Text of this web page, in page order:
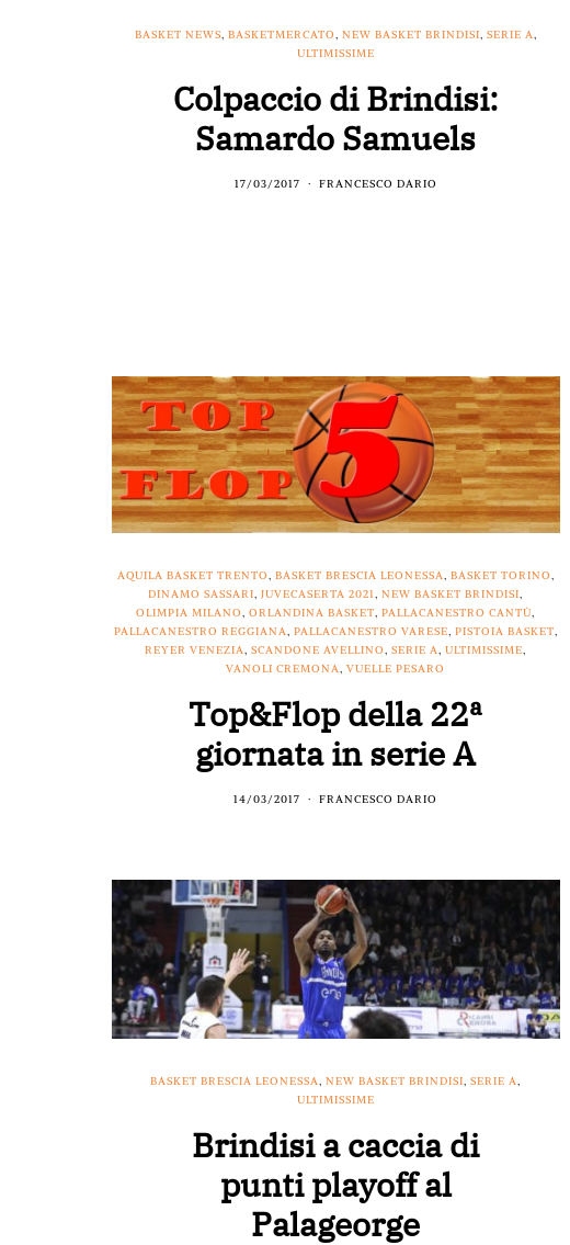
BASKET NEWS, BASKETMERCATO, NEW BASKET BRINDISI, SERIE A,
ULTIMISSIME
Colpaccio di Brindisi:
Samardo Samuels
17/03/2017 FRANCESCO DARIO
AQUILA BASKET TRENTO, BASKET BRESCIA LEONESSA, BASKET TORINO,
DINAMO SASSARI,JUVECASERTA 2021,NEW BASKET BRINDISI,
OLIMPIA MILANO,ORLANDINA BASKET,PALLACANESTRO CANTÙ,
PALLACANESTRO REGGIANA, PALLACANESTRO VARESE, PISTOIA BASKET,
REYER VENEZIA,SCANDONE AVELLINO,SERIE A,ULTIMISSIME,
VANOLI CREMONA,VUELLE PESARO
Top&Flop della 22ª
giornata in serie A
14/03/2017 FRANCESCO DARIO
BASKET BRESCIA LEONESSA,NEW BASKET BRINDISI,SERIE A,
ULTIMISSIME
Brindisi a caccia di
punti playoff al
Palageorge